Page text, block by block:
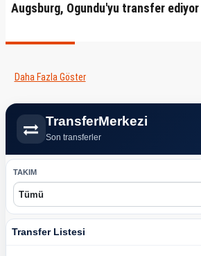
Augsburg, Ogundu'yu transfer ediyor
Daha Fazla Göster
TransferMerkezi
Son transferler
TAKIM
Transfer Listesi